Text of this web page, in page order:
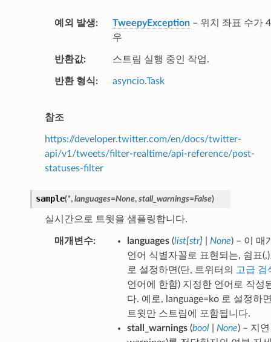
예외 발생 TweepyException– 위치 좌표 수가
우
반환값 스트림 실행 중인 작업.
반환 형식 asyncio.Task
참조
https://developer.twitter.com/en/docs/twitter-
api/v1/tweets/filter-realtime/api-reference/post-
statuses-filter
sample(*, languages=None, stall_warnings=False)
실시간으로 트윗을 샘플링합니다.
매개변수 languages(list[str] None) – 이 매
언어 식별자꼴로 표현되는, 쉼표
로 설정하면(단, 트위터의
고급 검
언어에 한함) 지정한 언어로 작성
다. 예로, language=ko 로 설정하
트윗만 스트림에 포함됩니다.
stall_warnings(bool| None) – 지